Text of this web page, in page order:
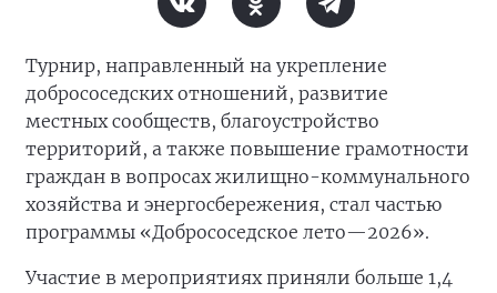
Турнир, направленный на укрепление
добрососедских отношений, развитие
местных сообществ, благоустройство
территорий, а также повышение грамотности
граждан в вопросах жилищно-коммунального
хозяйства и энергосбережения, стал частью
программы «Добрососедское лето—2026».
Участие в мероприятиях приняли больше 1,4